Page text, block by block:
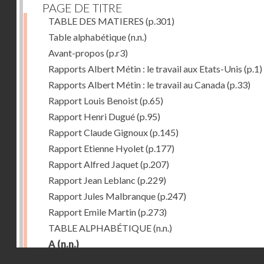
PAGE DE TITRE
TABLE DES MATIERES (p.301)
Table alphabétique(n.n.)
Avant-propos (p.r3)
Rapports Albert Métin : le travail aux Etats-Unis (p.1)
Rapports Albert Métin : le travail au Canada(p.33)
Rapport Louis Benoist(p.65)
Rapport Henri Dugué(p.95)
Rapport Claude Gignoux(p.145)
Rapport Etienne Hyolet(p.177)
Rapport Alfred Jaquet(p.207)
Rapport Jean Leblanc (p.229)
Rapport Jules Malbranque(p.247)
Rapport Emile Martin(p.273)
TABLE ALPHABÉTIQUE(n.n.)
A (n.n.)